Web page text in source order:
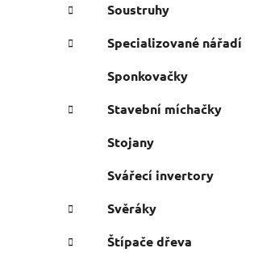
Soustruhy
Specializované nářadí
Sponkovačky
Stavební míchačky
Stojany
Svářecí invertory
Svěráky
Štípače dřeva